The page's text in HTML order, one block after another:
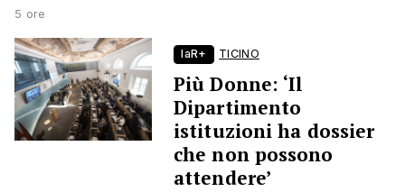
5 ore
laR+ TICINO
Più Donne: ‘Il
Dipartimento
istituzioni ha dossier
che non possono
attendere’